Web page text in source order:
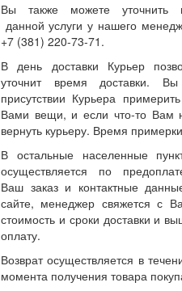
Вы также можете уточнить
данной услуги у нашего
+7 (381) 220-73-71.
В день доставки Курьер
уточнит время доставки.
присутствии Курьера
Вами вещи, и если что-то Вам
вернуть курьеру. Время
В остальные населенные
осуществляется по
Ваш заказ и контактные
сайте, менеджер свяжется с
стоимость и сроки доставки и
оплату.
Возврат осуществляется в
момента получения товара